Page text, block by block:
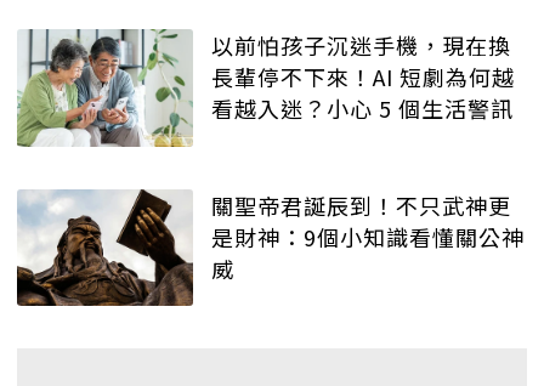
以前怕孩子沉迷手機，現在換
長輩停不下來！AI 短劇為何越
看越入迷？小心 5 個生活警訊
關聖帝君誕辰到！不只武神更
是財神：9個小知識看懂關公神
威